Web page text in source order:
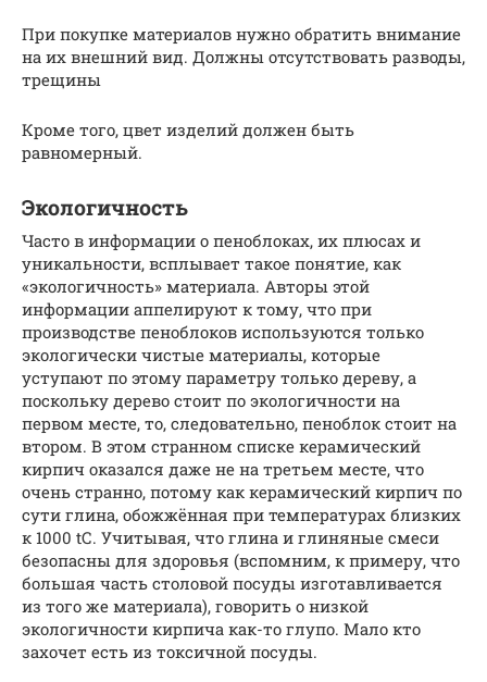
При покупке материалов нужно обратить внимание
на их внешний вид. Должны отсутствовать разводы,
трещины
Кроме того, цвет изделий должен быть
равномерный.
Экологичность
Часто в информации о пеноблоках, их плюсах и
уникальности, всплывает такое понятие, как
«экологичность» материала. Авторы этой
информации аппелируют к тому, что при
производстве пеноблоков используются только
экологически чистые материалы, которые
уступают по этому параметру только дереву, а
поскольку дерево стоит по экологичности на
первом месте, то, следовательно, пеноблок стоит на
втором. В этом странном списке керамический
кирпич оказался даже не на третьем месте, что
очень странно, потому как керамический кирпич по
сути глина, обожжённая при температурах близких
к 1000 tС. Учитывая, что глина и глиняные смеси
безопасны для здоровья (вспомним, к примеру, что
большая часть столовой посуды изготавливается
из того же материала), говорить о низкой
экологичности кирпича как-то глупо. Мало кто
захочет есть из токсичной посуды.